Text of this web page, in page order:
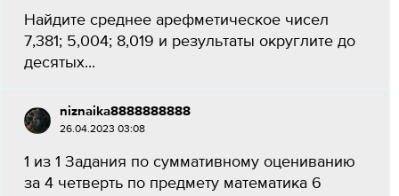
Найдите среднее арефметическое чисел
7,381; 5,004; 8,019 и результаты округлите до
десятых​...
niznaika8888888888
26.04.2023 03:08
1 из 1 Задания по суммативному оцениванию
за 4 четверть по предмету математика 6